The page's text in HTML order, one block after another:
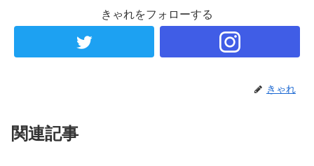
きゃれをフォローする
きゃれ
関連記事